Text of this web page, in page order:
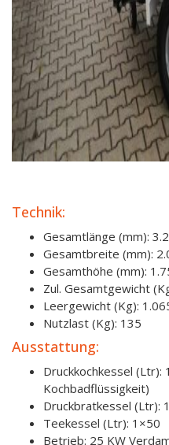
Technik:
Gesamtlänge (mm):
Gesamtbreite (mm):
Gesamthöhe (mm):
Zul. Gesamtgewicht
Leergewicht (Kg):
Nutzlast (Kg): 135
Ausstattung:
Druckkochkessel
Kochbadflüssigkeit)
Druckbratkessel (Ltr):
Teekessel (Ltr): 1×50
Betrieb: 25 KW